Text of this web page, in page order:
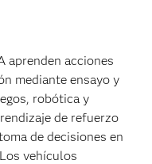
aprenden acciones
mediante ensayo y
robótica y
de refuerzo
de decisiones en
vehículos